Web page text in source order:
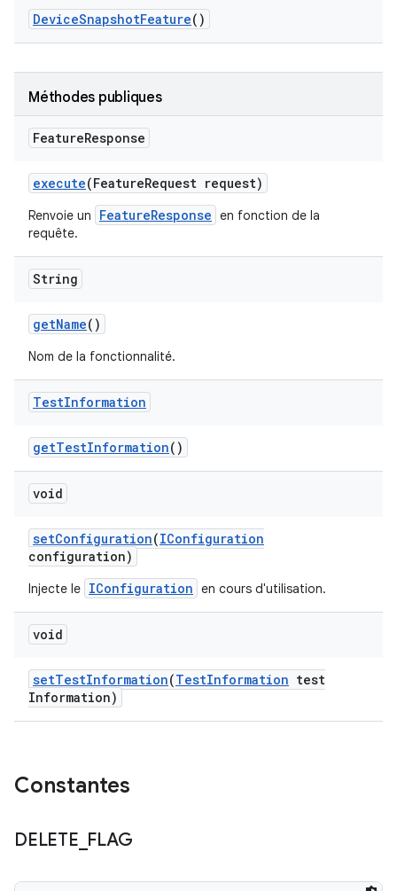
DeviceSnapshotFeature()
Méthodes publiques
FeatureResponse
execute(FeatureRequest request)
Renvoie un FeatureResponse en fonction de la
requête.
String
getName()
Nom de la fonctionnalité.
TestInformation
getTestInformation()
void
setConfiguration(IConfiguration
configuration)
Injecte le IConfiguration en cours d'utilisation.
void
setTestInformation(TestInformation test
Information)
Constantes
DELETE FLAG